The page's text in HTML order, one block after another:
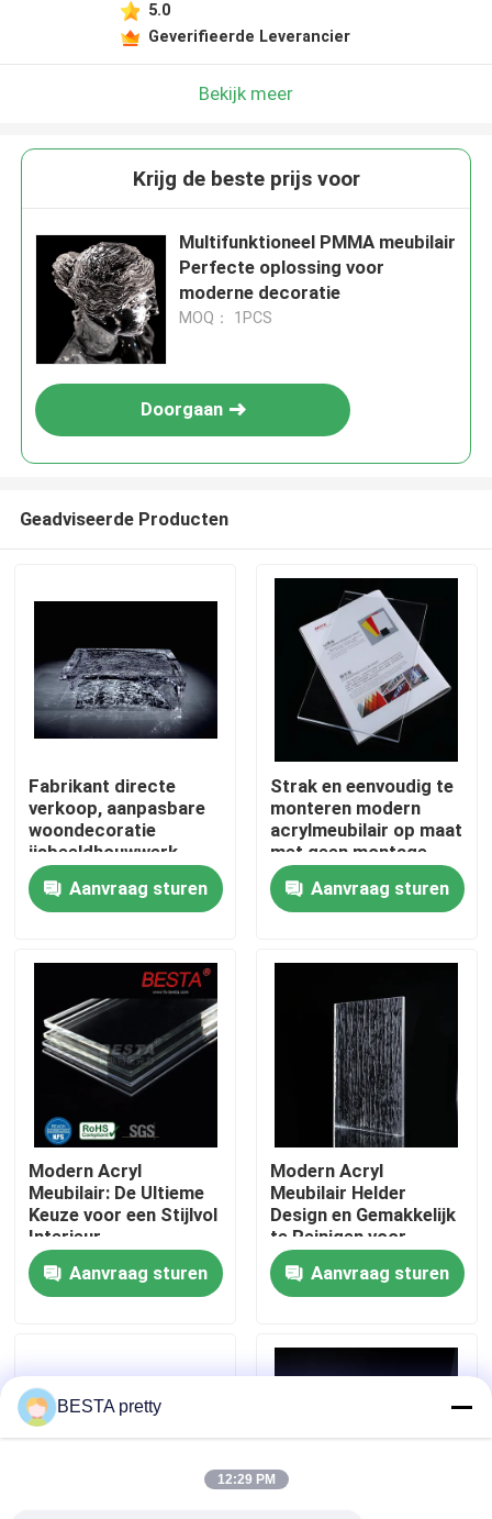
Huis
Video's
Over ons
Fabriekstocht
Kwaliteitscontrole
Neem contact met ons op
Gevallen
5.0
Geverifieerde Leverancier
Bekijk meer
Krijg de beste prijs voor
Multifunktioneel PMMA meubilair
Perfecte oplossing voor
moderne decoratie
MOQ： 1PCS
Doorgaan
Geadviseerde Producten
Fabrikant directe
verkoop, aanpasbare
woondecoratie
ijsbeeldhouwwerk
ronde platina
kristallen salontafel
Aanvraag sturen
Strak en eenvoudig te
monteren modern
acrylmeubilair op maat
met geen montage
vereist aanpasbare
kleurenAanvraag sturen
Modern Acryl
Meubilair: De Ultieme
Keuze voor een Stijlvol
Interieur
Aanvraag sturen
Modern Acryl
Meubilair Helder
Design en Gemakkelijk
te Reinigen voor
Modern Stijl
Onderhoud
Aanvraag sturen
BESTA pretty
12:29 PM